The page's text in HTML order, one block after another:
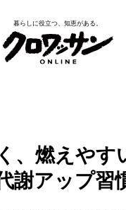
暮らしに役立つ、知恵がある。
、燃えやす
謝アップ習